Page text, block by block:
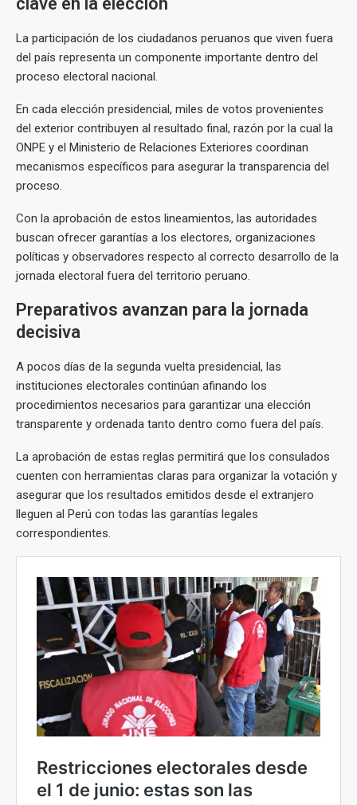
La participación de los ciudadanos peruanos que viven fuera
del país representa un componente importante dentro del
proceso electoral nacional.
En cada elección presidencial, miles de votos provenientes
del exterior contribuyen al resultado final, razón por la cual la
ONPE y el Ministerio de Relaciones Exteriores coordinan
mecanismos específicos para asegurar la transparencia del
proceso.
Con la aprobación de estos lineamientos, las autoridades
buscan ofrecer garantías a los electores, organizaciones
políticas y observadores respecto al correcto desarrollo de la
jornada electoral fuera del territorio peruano.
Preparativos avanzan para la jornada
decisiva
A pocos días de la segunda vuelta presidencial, las
instituciones electorales continúan afinando los
procedimientos necesarios para garantizar una elección
transparente y ordenada tanto dentro como fuera del país.
La aprobación de estas reglas permitirá que los consulados
cuenten con herramientas claras para organizar la votación y
asegurar que los resultados emitidos desde el extranjero
lleguen al Perú con todas las garantías legales
correspondientes.